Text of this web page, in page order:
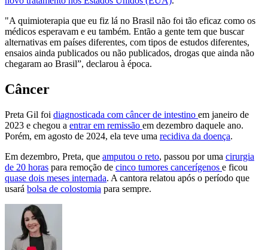
"A quimioterapia que eu fiz lá no Brasil não foi tão eficaz como os
médicos esperavam e eu também. Então a gente tem que buscar
alternativas em países diferentes, com tipos de estudos diferentes,
ensaios ainda publicados ou não publicados, drogas que ainda não
chegaram ao Brasil”, declarou à época.
Câncer
Preta Gil foi diagnosticada com câncer de intestino em janeiro de
2023 e chegou a entrar em remissão em dezembro daquele ano.
Porém, em agosto de 2024, ela teve uma recidiva da doença.
Em dezembro, Preta, que amputou o reto, passou por uma cirurgia
de 20 horas para remoção de cinco tumores cancerígenos e ficou
quase dois meses internada. A cantora relatou após o período que
usará bolsa de colostomia para sempre.